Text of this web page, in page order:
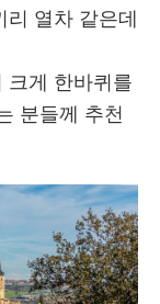
열차 같은데
크게 한바퀴를
분들께 추천